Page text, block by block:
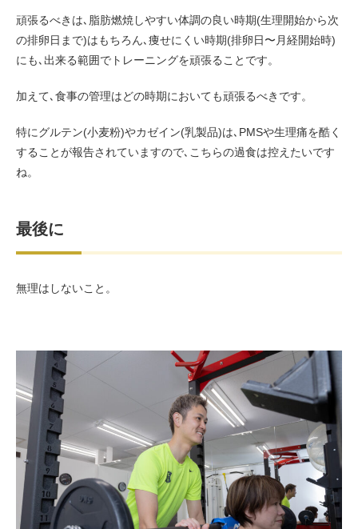
頑張るべきは､脂肪燃焼しやすい体調の良い時期(生理開始から次
の排卵日まで)はもちろん､痩せにくい時期(排卵日〜月経開始時)
にも､出来る範囲でトレーニングを頑張ることです。
加えて､食事の管理はどの時期においても頑張るべきです。
特にグルテン(小麦粉)やカゼイン(乳製品)は､PMSや生理痛を酷く
することが報告されていますので､こちらの過食は控えたいです
ね。
最後に
無理はしないこと。